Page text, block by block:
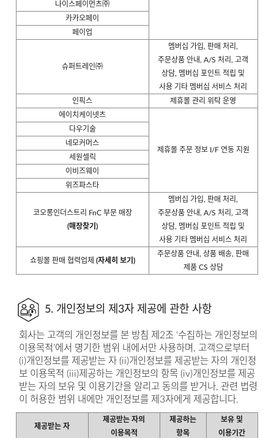
나이스페이먼츠㈜
카카오페이
페이업
슈퍼트레인㈜
멤버십 가입, 판매 처리,
주문상품 안내, A/S 처리, 고객
상담, 멤버십 포인트 적립 및
사용 기타 멤버십 서비스 처리
인픽스
제휴몰 관리 위탁 운영
에이치케이넷츠
제휴몰 주문 정보 I/F 연동 지원
다우기술
네모커머스
세원셀릭
이비즈웨이
위즈파스타
코오롱인더스트리 FnC 부문 매장
(매장찾기)
멤버십 가입, 판매 처리,
주문상품 안내, A/S 처리, 고객
상담, 멤버십 포인트 적립 및
사용 기타 멤버십 서비스 처리
쇼핑몰 판매 협력업체 (자세히 보기)
주문상품 안내, 상품 배송, 판매
제품 CS 상담
5. 개인정보의 제3자 제공에 관한 사항
회사는 고객의 개인정보를 본 방침 제2조 ‘수집하는 개인정보의
이용목적’에서 명기한 범위 내에서만 사용하며, 고객으로부터
(i)개인정보를 제공받는 자 (ii)개인정보를 제공받는 자의 개인정
보 이용목적 (iii)제공하는 개인정보의 항목 (iv)개인정보를 제공
받는 자의 보유 및 이용기간을 알리고 동의를 받거나, 관련 법령
이 허용한 범위 내에만 개인정보를 제3자에게 제공합니다.
제공받는 자
제공받는 자의
이용목적
제공하는
항목
보유 및
이용기간